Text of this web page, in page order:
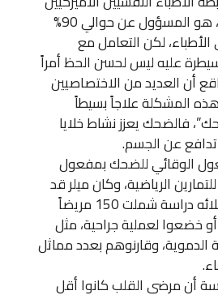
أن “الإجهاد النفسي، هو المسؤول عن حوالي 90%
لكن التعامل مع
عليه ليس لحسن الحظ أمراً
أن العديد من الاختصاصيين
المشكلة علاجاً بسيطاً
فالضحك يعزز نشاط خلايا
تدافع عن الجسم.
الوقائي للضحك بمفعول
الرياضية، وكان ميلر قد
أجرى مع عدد من زملائه دراسة شملت 150 مريضاً
أو خضعوا لعملية جراحية، مثل
الدموية، وقارنوهم بعدد مماثل
أن مرضى القلب كانوا أقل